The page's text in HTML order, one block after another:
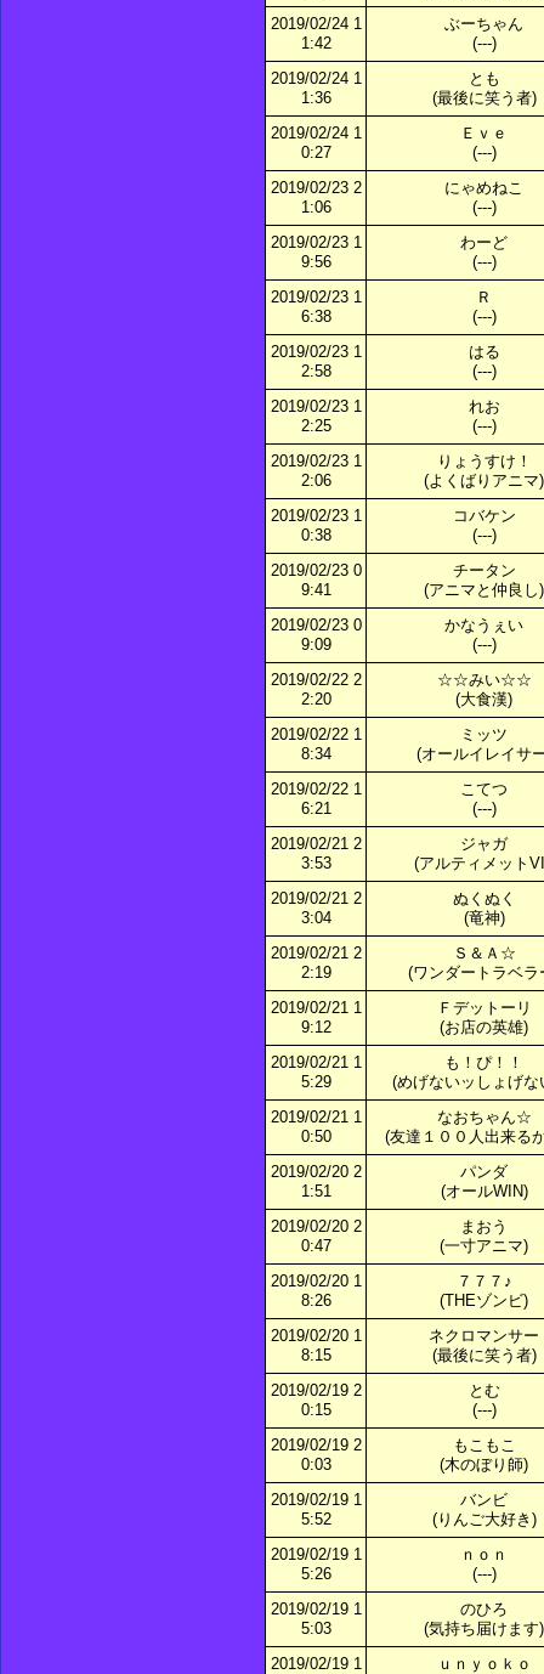
2019/02/24 1
1:42
ぶーちゃん
(---)
2019/02/24 1
1:36
とも
(最後に笑う者)
2019/02/24 1
0:27
Ｅｖｅ
(---)
2019/02/23 2
1:06
にゃめねこ
(---)
2019/02/23 1
9:56
わーど
(---)
2019/02/23 1
6:38
Ｒ
(---)
2019/02/23 1
2:58
はる
(---)
2019/02/23 1
2:25
れお
(---)
2019/02/23 1
2:06
りょうすけ！
(よくばりアニマ)
2019/02/23 1
0:38
コバケン
(---)
2019/02/23 0
9:41
チータン
(アニマと仲良し)
2019/02/23 0
9:09
かなうぇい
(---)
2019/02/22 2
2:20
☆☆みい☆☆
(大食漢)
2019/02/22 1
8:34
ミッツ
(オールイレイサ
2019/02/22 1
6:21
こてつ
(---)
2019/02/21 2
3:53
ジャガ
(アルティメット
2019/02/21 2
3:04
ぬくぬく
(竜神)
2019/02/21 2
2:19
Ｓ＆Ａ☆
(ワンダートラベラ
2019/02/21 1
9:12
Ｆデットーリ
(お店の英雄)
2019/02/21 1
5:29
も！ぴ！！
(めげないッしょげな
2019/02/21 1
0:50
なおちゃん☆
(友達１００人出来る
2019/02/20 2
1:51
パンダ
(オールWIN)
2019/02/20 2
0:47
まおう
(一寸アニマ)
2019/02/20 1
8:26
７７７♪
(THEゾンビ)
2019/02/20 1
8:15
ネクロマンサー
(最後に笑う者)
2019/02/19 2
0:15
とむ
(---)
2019/02/19 2
0:03
もこもこ
(木のぼり師)
2019/02/19 1
5:52
バンビ
(りんご大好き)
2019/02/19 1
5:26
ｎｏｎ
(---)
2019/02/19 1
5:03
のひろ
(気持ち届けます)
2019/02/19 1
ｕｎｙｏｋｏ